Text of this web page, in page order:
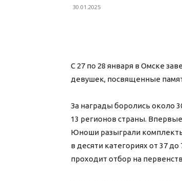
30.01.2025
С 27 по 28 января в Омске
девушек, посвященные
За награды боролись около
13 регионов страны.
Юноши разыграли
в десяти категориях от 37
проходит отбор на